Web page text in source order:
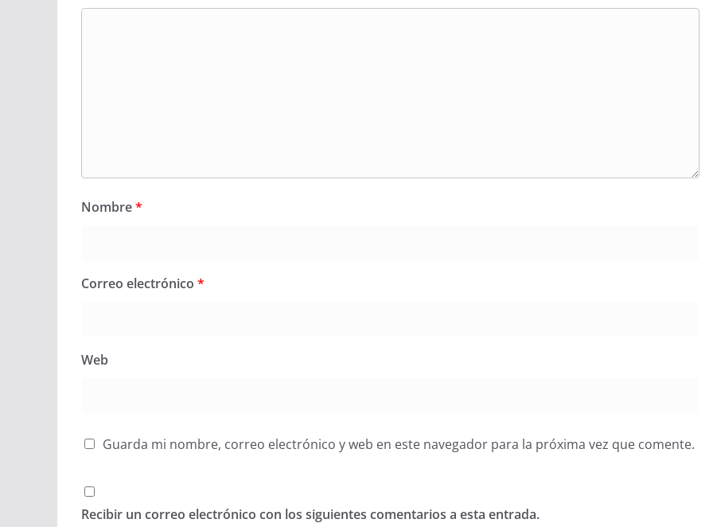
Nombre*
Correo electrónico *
Web
Guarda mi nombre, correo electrónico y web en este navegador para la próxima vez que comente.
Recibir un correo electrónico con los siguientes comentarios a esta entrada.